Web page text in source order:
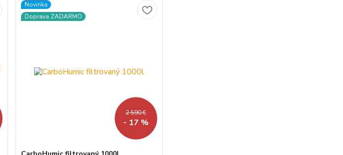
Novinka
Doprava ZADARMO
2 590 €
- 17 %